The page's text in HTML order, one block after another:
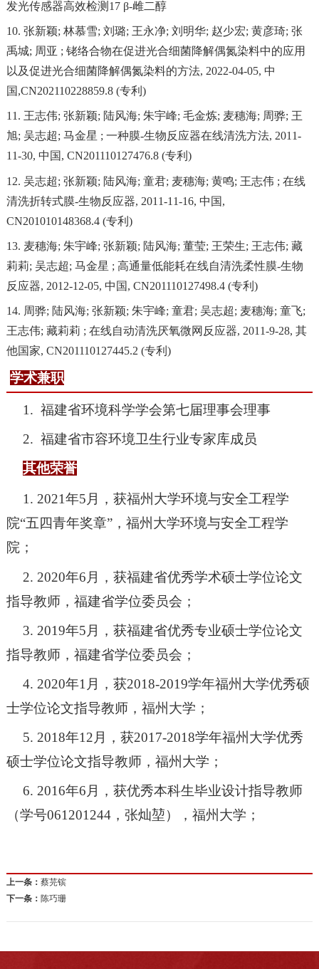
发光传感器高效检测 17 β-雌二醇
10. 张新颖; 林慕雪; 刘璐; 王永净; 刘明华; 赵少宏; 黄彦琦; 张
禹城; 周亚 ; 铑络合物在促进光合细菌降解偶氮染料中的应用
以及促进光合细菌降解偶氮染料的方法, 2022-04-05, 中
国 ,CN202110228859.8 (专利 )
11. 王志伟; 张新颖; 陆风海; 朱宇峰; 毛金炼; 麦穗海; 周骅; 王
旭; 吴志超; 马金星 ; 一种膜-生物反应器在线清洗方法, 2011-
11-30, 中国 , CN201110127476.8 (专利 )
12. 吴志超; 张新颖; 陆风海; 童君; 麦穗海; 黄鸣; 王志伟; 在线
清洗折转式膜-生物反应器, 2011-11-16, 中国 ,
CN201010148368.4 (专利 )
13. 麦穗海; 朱宇峰; 张新颖; 陆风海; 董莹; 王荣生; 王志伟; 藏
莉莉; 吴志超; 马金星 ; 高通量低能耗在线自清洗柔性膜-生物
反应器, 2012-12-05, 中国 , CN201110127498.4 (专利 )
14. 周骅; 陆风海; 张新颖; 朱宇峰; 童君; 吴志超; 麦穗海; 童飞;
王志伟; 藏莉莉 ; 在线自动清洗厌氧微网反应器, 2011-9-28, 其
他国家, CN201110127445.2 (专利 )
学术兼职
1.福建省环境科学学会第七届理事会理事
2.福建省市容环境卫生行业专家库成员
其他荣誉
1. 2021年5 月，获福州大学环境与安全工程学
院“五四青年奖章”，福州大学环境与安全工程学
院；
2. 2020年6 月，获福建省优秀学术硕士学位论文
指导教师，福建省学位委员会；
3. 2019年5 月，获福建省优秀专业硕士学位论文
指导教师，福建省学位委员会；
4. 2020年1 月，获2018-2019学年福州大学优秀硕
士学位论文指导教师，福州大学；
5. 2018年12 月，获2017-2018学年福州大学优秀
硕士学位论文指导教师，福州大学；
6. 2016年6月，获优秀本科生毕业设计指导教师
（学号061201244，张灿堃），福州大学；
上一条： 蔡芫镔
下一条： 陈巧珊